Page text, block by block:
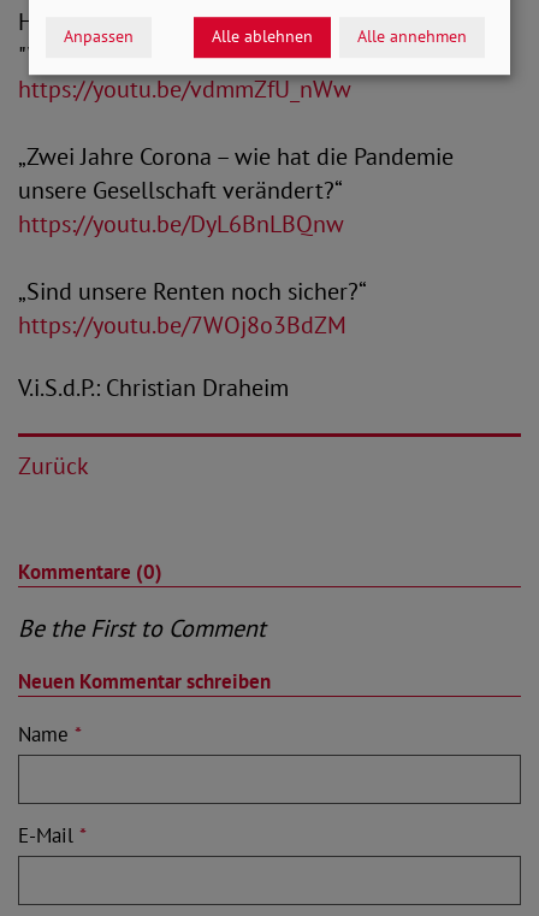
Hier geht es zu einigen bisherigen Sendungen:
"Wie weit sind wir mit der Gleichstellung?"
https://youtu.be/vdmmZfU_nWw
„Zwei Jahre Corona – wie hat die Pandemie
unsere Gesellschaft verändert?“
https://youtu.be/DyL6BnLBQnw
„Sind unsere Renten noch sicher?“
https://youtu.be/7WOj8o3BdZM
V.i.S.d.P.: Christian Draheim
Zurück
Kommentare (0)
Be the First to Comment
Neuen Kommentar schreiben
Name *
E-Mail *
Anpassen Alle ablehnen Alle annehmen